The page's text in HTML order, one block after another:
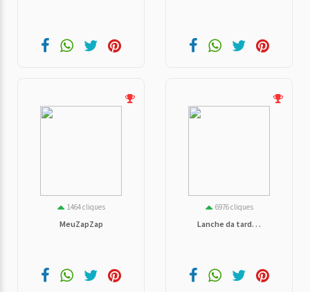
1464 cliques
MeuZapZap
6976 cliques
Lanche da tard. . .